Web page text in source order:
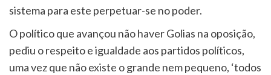
sistema para este perpetuar-se no poder.
O político que avançou não haver Golias na oposição,
pediu o respeito e igualdade aos partidos políticos,
uma vez que não existe o grande nem pequeno, ‘todos